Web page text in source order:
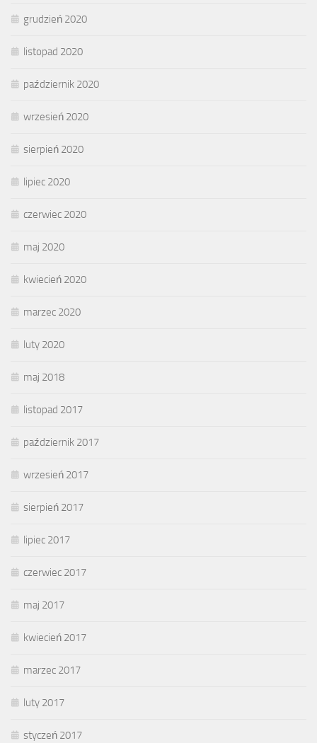
grudzień 2020
listopad 2020
październik 2020
wrzesień 2020
sierpień 2020
lipiec 2020
czerwiec 2020
maj 2020
kwiecień 2020
marzec 2020
luty 2020
maj 2018
listopad 2017
październik 2017
wrzesień 2017
sierpień 2017
lipiec 2017
czerwiec 2017
maj 2017
kwiecień 2017
marzec 2017
luty 2017
styczeń 2017